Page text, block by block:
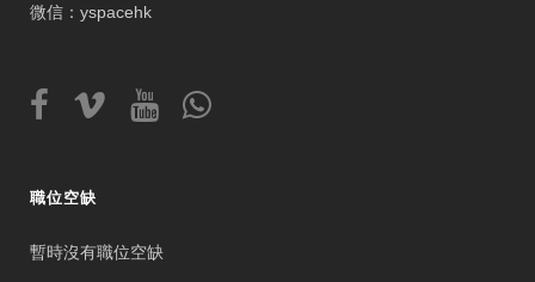
微信：yspacehk
職位空缺
暫時沒有職位空缺